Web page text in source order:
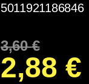
5011921186846
3,60€
2,88 €